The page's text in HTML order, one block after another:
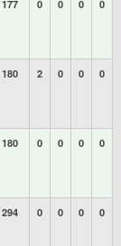
177 0 0 0 0
180 2 0 0 0
180 0 0 0 0
294 0 0 0 0